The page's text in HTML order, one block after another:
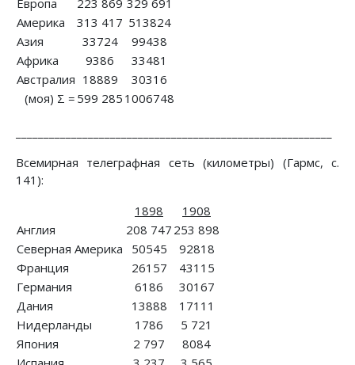
Америка
313 417 513824
Азия
33724
99438
Африка
9386
33481
Австралия 18889
30316
(моя) Σ = 599 285 1006748
Всемирная телеграфная сеть (километры) (Гармс, с.
141):
1898
1908
Англия
208 747 253 898
Северная Америка
50545
92818
Франция
26157
43115
Германия
6186
30167
Дания
13888
17111
Нидерланды
1786
5 721
Япония
2 797
8084